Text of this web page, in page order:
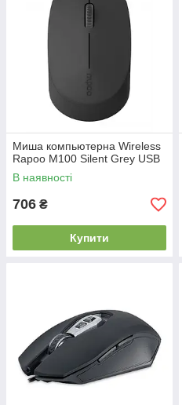
Миша компьютерна Wireless
Rapoo M100 Silent Grey USB
В наявності
706 ₴
Купити